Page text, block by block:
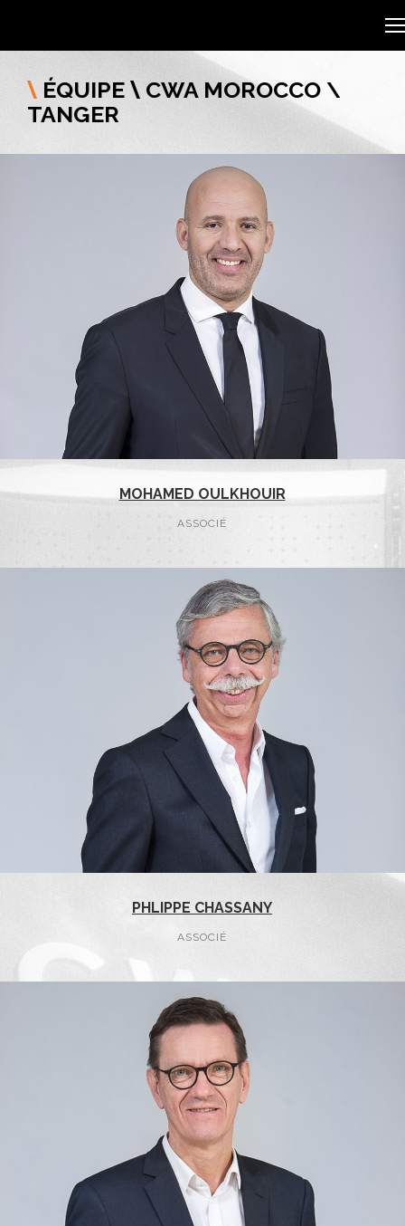
\ ÉQUIPE \ CWA MOROCCO \
TANGER
MOHAMED OULKHOUIR
ASSOCIÉ
PHLIPPE CHASSANY
ASSOCIÉ